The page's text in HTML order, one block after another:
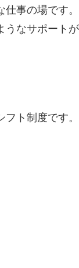
事の場です
なサポート
ト制度です